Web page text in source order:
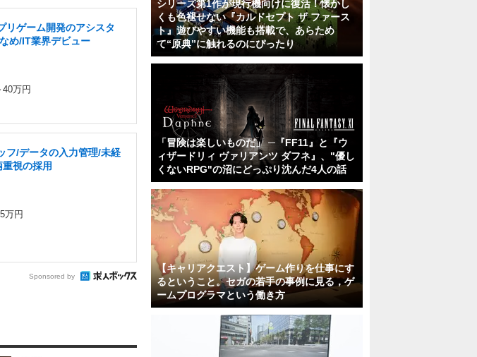
リゲーム開発のアシスタ
め/IT業界デビュー
40万円
フ/データの入力管理/未経
視の採用
万円
Sponsored by
シリーズ第1作が現行機向けに復活！懐かし
くも色褪せない『カルドセプト ザ ファース
ト』遊びやすい機能も搭載で、あらため
て“原典”に触れるのにぴったり
「冒険は楽しいものだ」 ─『FF11』と『ウ
ィザードリィ ヴァリアンツ ダフネ』、"優し
くないRPG"の沼にどっぷり沈んだ4人の話
【キャリアクエスト】ゲーム作りを仕事にす
るということ。セガの若手の事例に見る，ゲ
ームプログラマという働き方